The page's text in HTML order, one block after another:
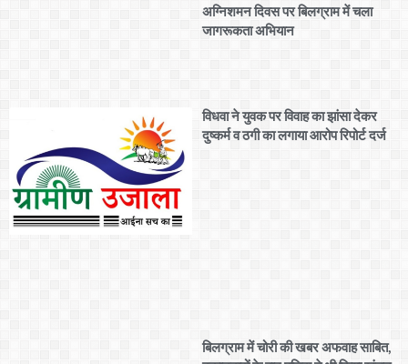
अग्निशमन दिवस पर बिलग्राम में चला
जागरूकता अभियान
विधवा ने युवक पर विवाह का झांसा देकर
दुष्कर्म व ठगी का लगाया आरोप रिपोर्ट दर्ज
बिलग्राम में चोरी की खबर अफवाह साबित,